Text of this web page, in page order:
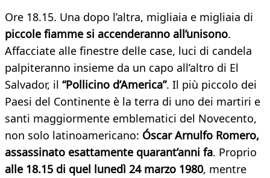
Ore 18.15. Una dopo l’altra, migliaia e migliaia di
piccole fiamme si accenderanno all’unisono.
Affacciate alle finestre delle case, luci di candela
palpiteranno insieme da un capo all’altro di El
Salvador, il “Pollicino d’America”. Il più piccolo dei
Paesi del Continente è la terra di uno dei martiri e
santi maggiormente emblematici del Novecento,
non solo latinoamericano: Óscar Arnulfo Romero,
assassinato esattamente quarant’anni fa. Proprio
alle 18.15 di quel lunedì 24 marzo 1980, mentre